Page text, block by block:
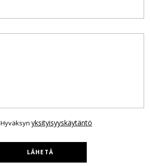
Hyväksyn yksityisyyskäytäntö
LÄHETÄ